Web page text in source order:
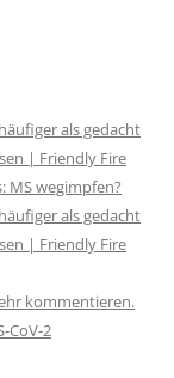
als gedacht
| Friendly Fire
MS wegimpfen?
als gedacht
| Friendly Fire
kommentieren.
CoV-2